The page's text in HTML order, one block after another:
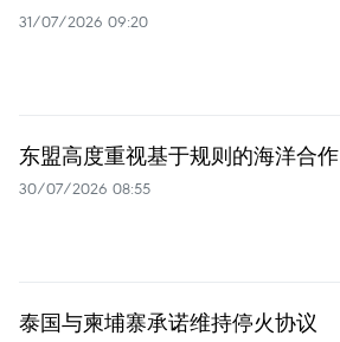
31/07/2026 09:20
东盟高度重视基于规则的海洋合作
30/07/2026 08:55
泰国与柬埔寨承诺维持停火协议